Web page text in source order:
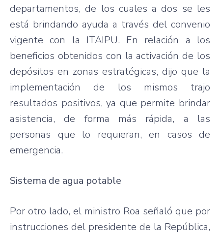
departamentos, de los cuales a dos se les
está brindando ayuda a través del convenio
vigente con la ITAIPU. En relación a los
beneficios obtenidos con la activación de los
depósitos en zonas estratégicas, dijo que la
implementación de los mismos trajo
resultados positivos, ya que permite brindar
asistencia, de forma más rápida, a las
personas que lo requieran, en casos de
emergencia.
Sistema de agua potable
Por otro lado, el ministro Roa señaló que por
instrucciones del presidente de la República,